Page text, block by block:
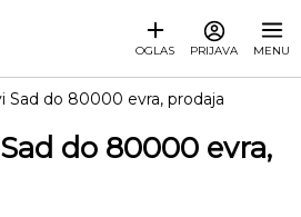
OGLAS PRIJAVA MENU
Sad do 80000 evra, prodaja
do 80000 evra,